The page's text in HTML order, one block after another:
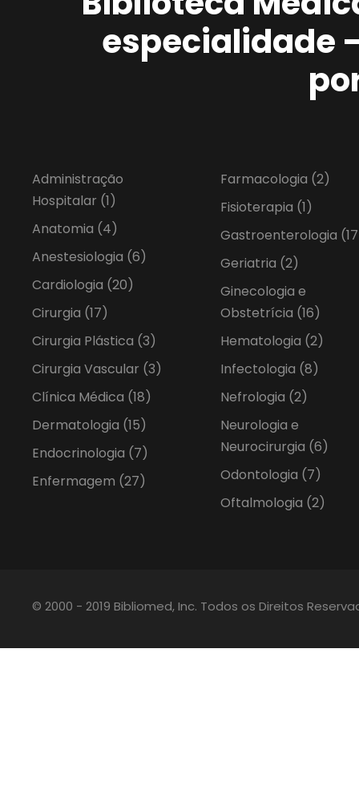
especialidade
Administração
Hospitalar (1)
Anatomia (4)
Anestesiologia (6)
Cardiologia (20)
Cirurgia (17)
Cirurgia Plástica (3)
Cirurgia Vascular (3)
Clínica Médica (18)
Dermatologia (15)
Endocrinologia (7)
Enfermagem (27)
Farmacologia (2)
Fisioterapia (1)
Gastroenterologia
Geriatria (2)
Ginecologia e
Obstetrícia (16)
Hematologia (2)
Infectologia (8)
Nefrologia (2)
Neurologia e
Neurocirurgia (6)
Odontologia (7)
Oftalmologia (2)
© 2000 - 2019 Bibliomed, Inc. Todos os Direitos